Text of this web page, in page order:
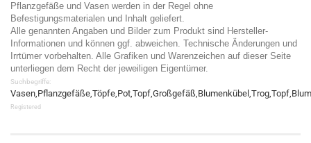
Pflanzgefäße und Vasen werden in der Regel ohne
Befestigungsmaterialen und Inhalt geliefert.
Alle genannten Angaben und Bilder zum Produkt sind Hersteller-
Informationen und können ggf. abweichen. Technische Änderungen und
Irrtümer vorbehalten. Alle Grafiken und Warenzeichen auf dieser Seite
unterliegen dem Recht der jeweiligen Eigentümer.
Suchbegriffe:
Registered